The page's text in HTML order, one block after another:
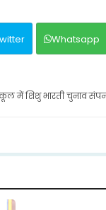
Whatsapp
में शिशु भारती चुनाव